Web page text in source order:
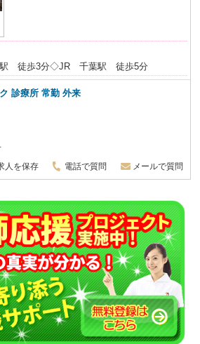
徒歩3分◇JR 千葉駅 徒歩5分
診療所 常勤 外来
人を保存 電話で質問 メールで質問